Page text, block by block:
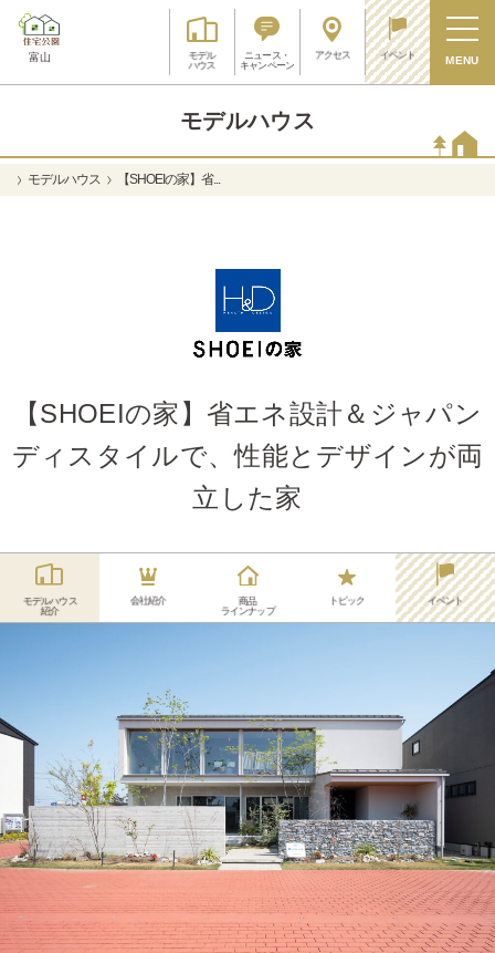
富山
モデル
ハウス
ニュース・
キャンペーン
アクセス イベント MENU
モデルハウス
モデルハウス 【SHOEIの家】省...
【SHOEIの家】省エネ設計＆ジャパン
ディスタイルで、性能とデザインが両
立した家
モデルハウス
紹介
会社紹介
商品
ラインナップ
トピック イベント